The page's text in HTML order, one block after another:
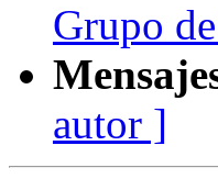
Grupo
autor ]